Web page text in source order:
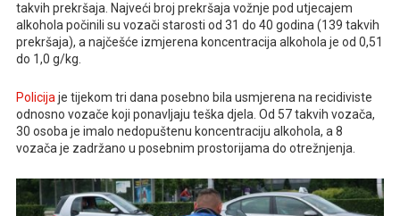
takvih prekršaja. Najveći broj prekršaja vožnje pod utjecajem
alkohola počinili su vozači starosti od 31 do 40 godina (139 takvih
prekršaja), a najčešće izmjerena koncentracija alkohola je od 0,51
do 1,0 g/kg.
Policija je tijekom tri dana posebno bila usmjerena na recidiviste
odnosno vozače koji ponavljaju teška djela. Od 57 takvih vozača,
30 osoba je imalo nedopuštenu koncentraciju alkohola, a 8
vozača je zadržano u posebnim prostorijama do otrežnjenja.